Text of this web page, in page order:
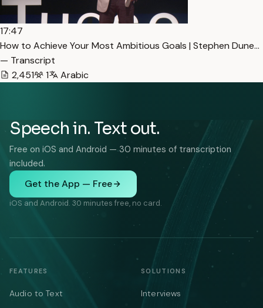
17:47
How to Achieve Your Most Ambitious Goals | Stephen Dune…
— Transcript
2,451
1 Arabic
Speech in. Text out.
Free on iOS and Android — 30 minutes of transcription
included.
Get the App — Free
iOS and Android. 30 minutes free, no card.
FEATURES
Audio to Text
SOLUTIONS
Interviews